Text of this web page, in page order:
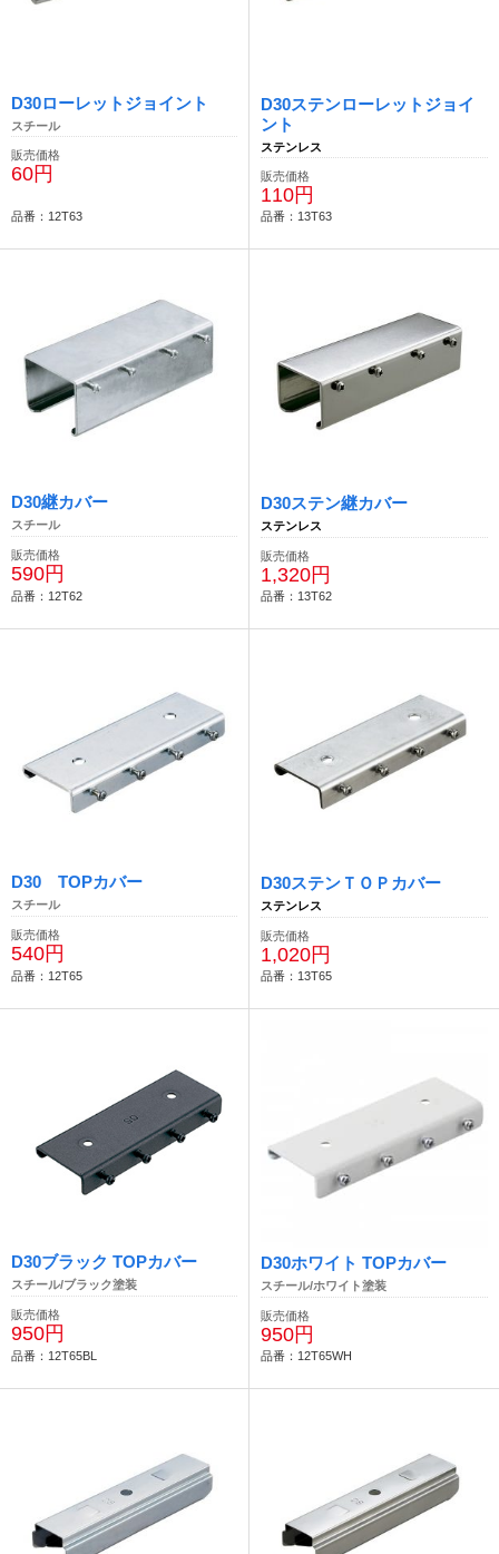
D30ローレットジョイント
スチール
販売価格
60円
品番：12T63
D30ステンローレットジョイ
ント
ステンレス
販売価格
110円
品番：13T63
D30継カバー
スチール
販売価格
590円
品番：12T62
D30ステン継カバー
ステンレス
販売価格
1,320円
品番：13T62
D30 TOPカバー
スチール
販売価格
540円
品番：12T65
D30ステンＴＯＰカバー
ステンレス
販売価格
1,020円
品番：13T65
D30ブラック TOPカバー
スチール/ブラック塗装
販売価格
950円
品番：12T65BL
D30ホワイト TOPカバー
スチール/ホワイト塗装
販売価格
950円
品番：12T65WH